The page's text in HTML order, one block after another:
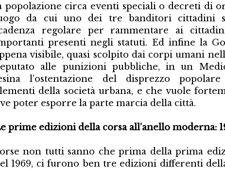
popolazione circa eventi speciali o decreti di
da cui uno dei tre banditori cittadini
regolare per rammentare ai
presenti negli statuti. Ed infine la
visibile, quasi scolpito dai corpi umani
alle punizioni pubbliche, in un
l’ostentazione del disprezzo
della società urbana, e che vuole
poter esporre la parte marcia della città.
prime edizioni della corsa all’anello moderna:
non tutti sanno che prima della prima
1969, ci furono ben tre edizioni differenti